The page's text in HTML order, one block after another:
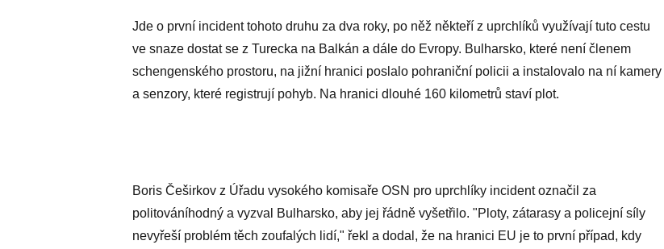
Jde o první incident tohoto druhu za dva roky, po něž někteří z uprchlíků využívají tuto cestu
ve snaze dostat se z Turecka na Balkán a dále do Evropy. Bulharsko, které není členem
schengenského prostoru, na jižní hranici poslalo pohraniční policii a instalovalo na ní kamery
a senzory, které registrují pohyb. Na hranici dlouhé 160 kilometrů staví plot.
Boris Češirkov z Úřadu vysokého komisaře OSN pro uprchlíky incident označil za
politováníhodný a vyzval Bulharsko, aby jej řádně vyšetřilo. "Ploty, zátarasy a policejní síly
nevyřeší problém těch zoufalých lidí," řekl a dodal, že na hranici EU je to první případ, kdy